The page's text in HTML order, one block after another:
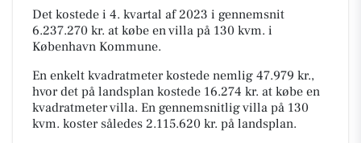
Det kostede i 4. kvartal af 2023 i gennemsnit
6.237.270 kr. at købe en villa på 130 kvm. i
København Kommune.
En enkelt kvadratmeter kostede nemlig 47.979 kr.,
hvor det på landsplan kostede 16.274 kr. at købe en
kvadratmeter villa. En gennemsnitlig villa på 130
kvm. koster således 2.115.620 kr. på landsplan.